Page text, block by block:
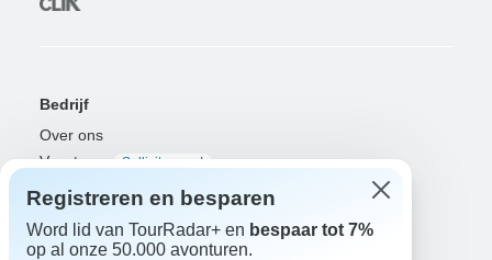
Bedrijf
Over ons
Vacatures
Solliciteer nu!
Reizigers
Win een avontuur
Doe nu mee!
Registreren en besparen
Word lid van TourRadar+ en bespaar tot 7%
op al onze 50.000 avonturen.